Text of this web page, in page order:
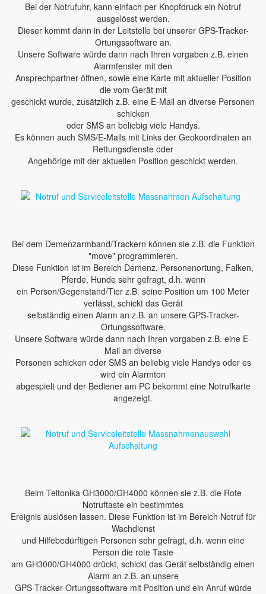
Bei der Notrufuhr, kann einfach per Knopfdruck ein Notruf
ausgelösst werden.
Dieser kommt dann in der Leitstelle bei unserer GPS-Tracker-
Ortungssoftware an.
Unsere Software würde dann nach Ihren vorgaben z.B. einen
Alarmfenster mit den
Ansprechpartner öffnen, sowie eine Karte mit aktueller Position
die vom Gerät mit
geschickt wurde, zusätzlich z.B. eine E-Mail an diverse Personen
schicken
oder SMS an beliebig viele Handys.
Es können auch SMS/E-Mails mit Links der Geokoordinaten an
Rettungsdienste oder
Angehörige mit der aktuellen Position geschickt werden.
Bei dem Demenzarmband/Trackern können sie z.B. die Funktion
"move" programmieren.
Diese Funktion ist im Bereich Demenz, Personenortung, Falken,
Pferde, Hunde sehr gefragt, d.h. wenn
ein Person/Gegenstand/Tier z.B. seine Position um 100 Meter
verlässt, schickt das Gerät
selbständig einen Alarm an z.B. an unsere GPS-Tracker-
Ortungssoftware.
Unsere Software würde dann nach Ihren vorgaben z.B. eine E-
Mail an diverse
Personen schicken oder SMS an beliebig viele Handys oder es
wird ein Alarmton
abgespielt und der Bediener am PC bekommt eine Notrufkarte
angezeigt.
Beim Teltonika GH3000/GH4000 können sie z.B. die Rote
Notruftaste ein bestimmtes
Ereignis auslösen lassen. Diese Funktion ist im Bereich Notruf für
Wachdienst
und Hilfebedürftigen Personen sehr gefragt, d.h. wenn eine
Person die rote Taste
am GH3000/GH4000 drückt, schickt das Gerät selbständig einen
Alarm an z.B. an unsere
GPS-Tracker-Ortungssoftware mit Position und ein Anruf würde